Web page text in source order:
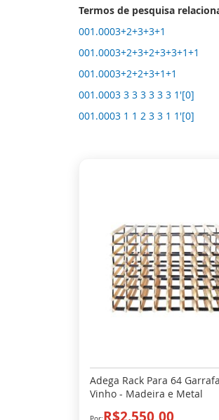
Termos de pesquisa
001.0003+2+3+3+1
001.0003+2+3+2+3+3+1+1
001.0003+2+2+3+1+1
001.0003 3 3 3 3 3 3 1'[0]
001.0003 1 1 2 3 3 1 1'[0]
Adega Rack Para 64
Vinho - Madeira e Metal